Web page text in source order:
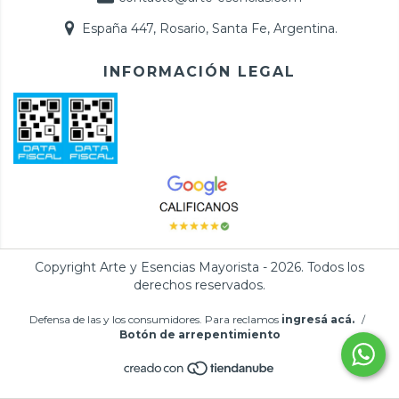
España 447, Rosario, Santa Fe, Argentina.
INFORMACIÓN LEGAL
Copyright Arte y Esencias Mayorista - 2026. Todos los
derechos reservados.
Defensa de las y los consumidores. Para reclamos ingresá acá. /
Botón de arrepentimiento